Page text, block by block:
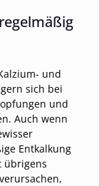
und
sich bei
und
Auch wenn
Entkalkung
übrigens